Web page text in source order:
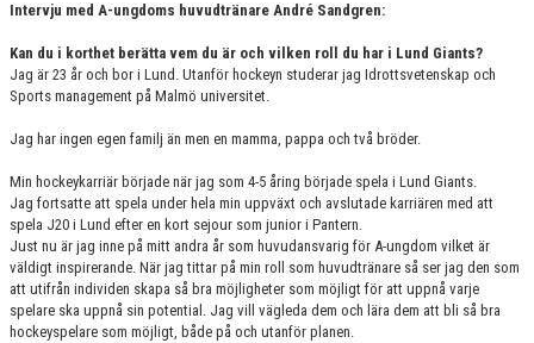
Intervju med A-ungdoms huvudtränare André Sandgren:
Kan du i korthet berätta vem du är och vilken roll du har i Lund Giants?
Jag är 23 år och bor i Lund. Utanför hockeyn studerar jag Idrottsvetenskap och
Sports management på Malmö universitet.
Jag har ingen egen familj än men en mamma, pappa och två bröder.
Min hockeykarriär började när jag som 4-5 åring började spela i Lund Giants.
Jag fortsatte att spela under hela min uppväxt och avslutade karriären med att
spela J20 i Lund efter en kort sejour som junior i Pantern.
Just nu är jag inne på mitt andra år som huvudansvarig för A-ungdom vilket är
väldigt inspirerande. När jag tittar på min roll som huvudtränare så ser jag den som
att utifrån individen skapa så bra möjligheter som möjligt för att uppnå varje
spelare ska uppnå sin potential. Jag vill vägleda dem och lära dem att bli så bra
hockeyspelare som möjligt, både på och utanför planen.